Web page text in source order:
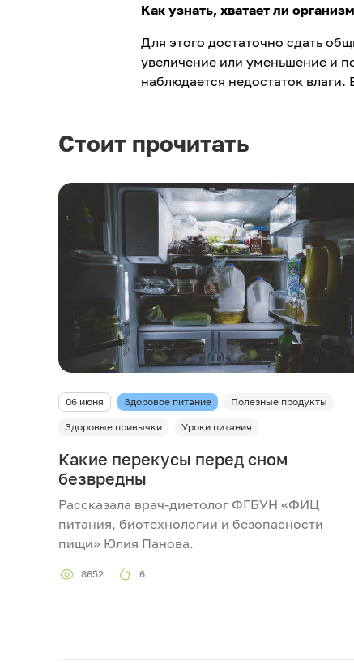
Как узнать, хватает ли
Для этого достаточно сдать
увеличение или уменьшение и
наблюдается недостаток
Стоит прочитать
06 июня Здоровое питание Полезные продукты
Здоровые привычки Уроки питания
Какие перекусы перед сном
безвредны
Рассказала врач-диетолог ФГБУН «ФИЦ
питания, биотехнологии и безопасности
пищи» Юлия Панова.
8652 6